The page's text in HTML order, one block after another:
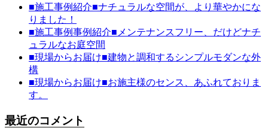
■施工事例紹介■ナチュラルな空間が、より華やかにな
りました！
■施工事例事例紹介■メンテナンスフリー、だけどナチ
ュラルなお庭空間
■現場からお届け■建物と調和するシンプルモダンな外
構
■現場からお届け■お施主様のセンス、あふれておりま
す。
最近のコメント